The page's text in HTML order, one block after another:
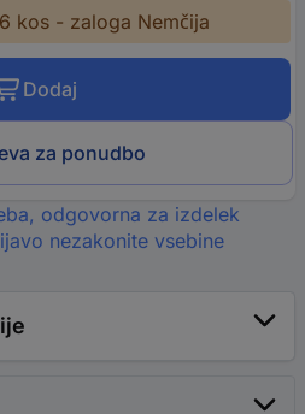
kos - zaloga Nemčija
Dodaj
za ponudbo
odgovorna za izdelek
nezakonite vsebine